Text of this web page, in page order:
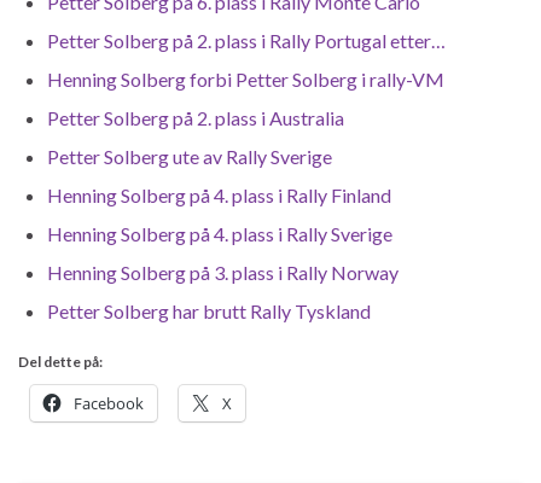
Petter Solberg på 2. plass i Rally Portugal etter…
Henning Solberg forbi Petter Solberg i rally-VM
Petter Solberg på 2. plass i Australia
Petter Solberg ute av Rally Sverige
Henning Solberg på 4. plass i Rally Finland
Henning Solberg på 4. plass i Rally Sverige
Henning Solberg på 3. plass i Rally Norway
Petter Solberg har brutt Rally Tyskland
Del dette på:
Facebook X